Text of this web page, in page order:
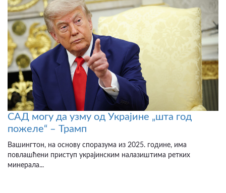
САД могу да узму од Украјине „шта год
пожеле“ – Трамп
Вашингтон, на основу споразума из 2025. године, има
повлашћени приступ украјинским налазиштима ретких
минерала...